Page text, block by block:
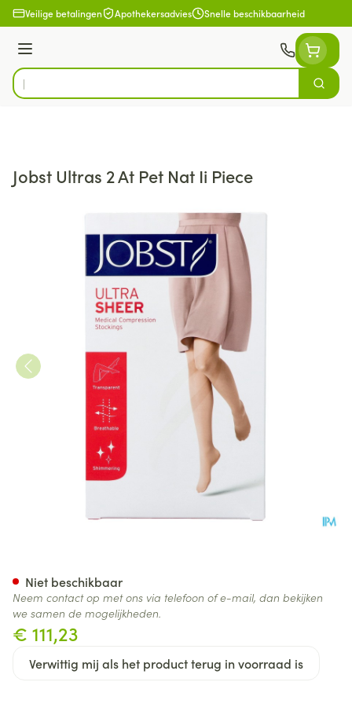
Ga naar de inhoud
Veilige betalingen Apothekersadvies Snelle beschikbaarheid
Menu
Product, merk, categorie...
Zoek
Jobst Ultras 2 At Pet Nat Ii Piece
€ 111,23
Verwittig mij als het product terug in voorraad is
Niet beschikbaar
Neem contact op met ons via telefoon of e-mail, dan bekijken
we samen de mogelijkheden.